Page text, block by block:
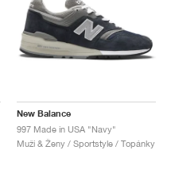
New Balance
997 Made in USA "Navy"
Muži & Ženy / Sportstyle / Topánky